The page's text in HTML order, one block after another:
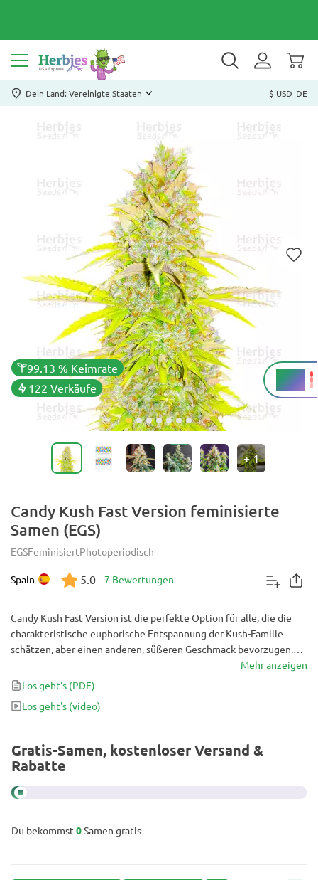
Dein Land: Vereinigte Staaten $ USD DE
99.13 % Keimrate
122 Verkäufe
23 %
THC
+1
Candy Kush Fast Version feminisierte
Samen (EGS)
EGSFeminisiertPhotoperiodisch
Spain 5.0 7 Bewertungen
Candy Kush Fast Version ist die perfekte Option für alle, die die
charakteristische euphorische Entspannung der Kush-Familie
schätzen, aber einen anderen, süßeren Geschmack bevorzugen.
Bestimmte Phänotypen können in nur 6 Wochen Blütezeit reifen,
was sie zu einer attraktiven Wahl für den Indoor-Anbau und zu
einer der seltenen photoperiodischen Sorten macht, die ihren
Zyklus auch in kühlerem Outdoor-Klima vollenden können. Der
beeindrucken.
Mehr anzeigen
Los geht's (PDF)
Los geht's (video)
Gratis-Samen, kostenloser Versand &
Rabatte
Du bekommst 0Samen gratis